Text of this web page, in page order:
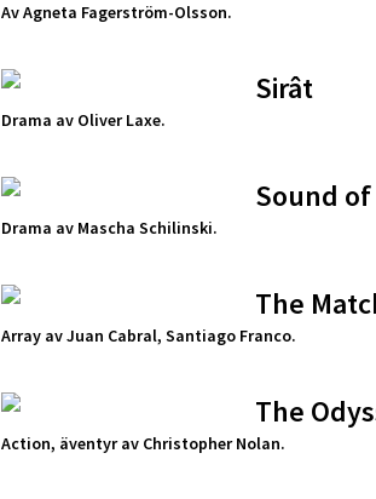
Av Agneta Fagerström-Olsson.
Sirât
Drama av Oliver Laxe.
Sound
Drama av Mascha Schilinski.
The
Array av Juan Cabral, Santiago Franco.
The
Action, äventyr av Christopher Nolan.